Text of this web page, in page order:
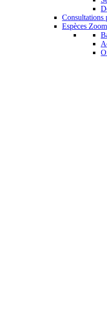
Consultations
Espèces